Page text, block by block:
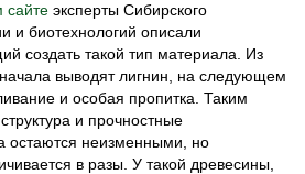
сайте эксперты Сибирского
и биотехнологий описали
создать такой тип материала. Из
выводят лигнин, на следующем
и особая пропитка. Таким
и прочностные
остаются неизменными, но
в разы. У такой древесины,